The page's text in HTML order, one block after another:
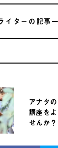
イターの記事
イターの記事
アナタ
講座を
せんか？